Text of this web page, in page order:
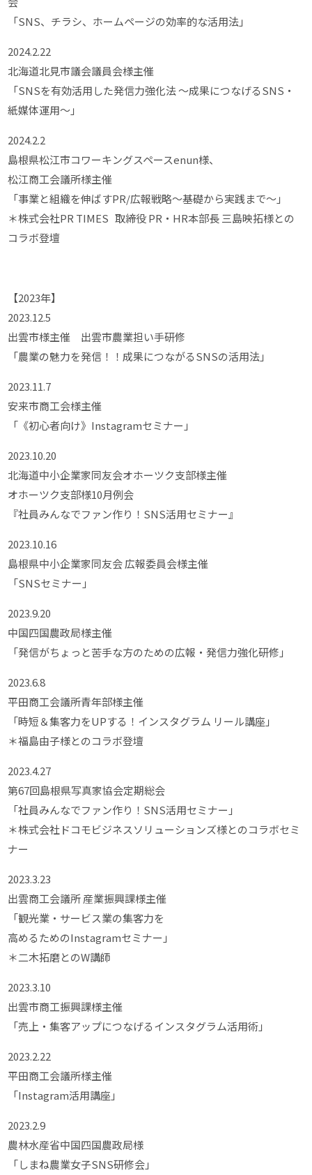
「SNS、チラシ、ホームページの効率的な活用法」
2024.2.22
北海道北見市議会議員会様主催
「SNSを有効活用した発信力強化法 ～成果につなげるSNS・
紙媒体運用～」
2024.2.2
島根県松江市コワーキングスペースenun様、
松江商工会議所様主催
「事業と組織を伸ばすPR/広報戦略～基礎から実践まで～」
＊株式会社PR TIMES 取締役 PR・HR本部長 三島映拓様との
コラボ登壇
【2023年】
2023.12.5
出雲市様主催 出雲市農業担い手研修
「農業の魅力を発信！！成果につながるSNSの活用法」
2023.11.7
安来市商工会様主催
「《初心者向け》Instagramセミナー」
2023.10.20
北海道中小企業家同友会オホーツク支部様主催
オホーツク支部様10月例会
『社員みんなでファン作り！SNS活用セミナー』
2023.10.16
島根県中小企業家同友会 広報委員会様主催
「SNSセミナー」
2023.9.20
中国四国農政局様主催
「発信がちょっと苦手な方のための広報・発信力強化研修」
2023.6.8
平田商工会議所青年部様主催
「時短＆集客力をUPする！インスタグラム リール講座」
＊福島由子様とのコラボ登壇
2023.4.27
第67回島根県写真家協会定期総会
「社員みんなでファン作り！SNS活用セミナー」
＊株式会社ドコモビジネスソリューションズ様とのコラボセミ
ナー
2023.3.23
出雲商工会議所 産業振興課様主催
「観光業・サービス業の集客力を
高めるためのInstagramセミナー」
＊二木拓磨とのW講師
2023.3.10
出雲市商工振興課様主催
「売上・集客アップにつなげるインスタグラム活用術」
2023.2.22
平田商工会議所様主催
「Instagram活用講座」
2023.2.9
農林水産省中国四国農政局様
「しまね農業女子SNS研修会」